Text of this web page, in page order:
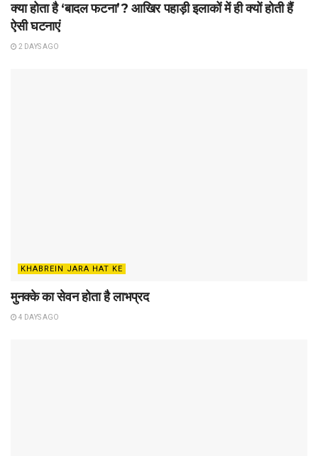
क्या होता है ‘बादल फटना’? आखिर पहाड़ी इलाकों में ही क्यों होती हैं
ऐसी घटनाएं
2 DAYS AGO
KHABREIN JARA HAT KE
मुनक्के का सेवन होता है लाभप्रद
4 DAYS AGO